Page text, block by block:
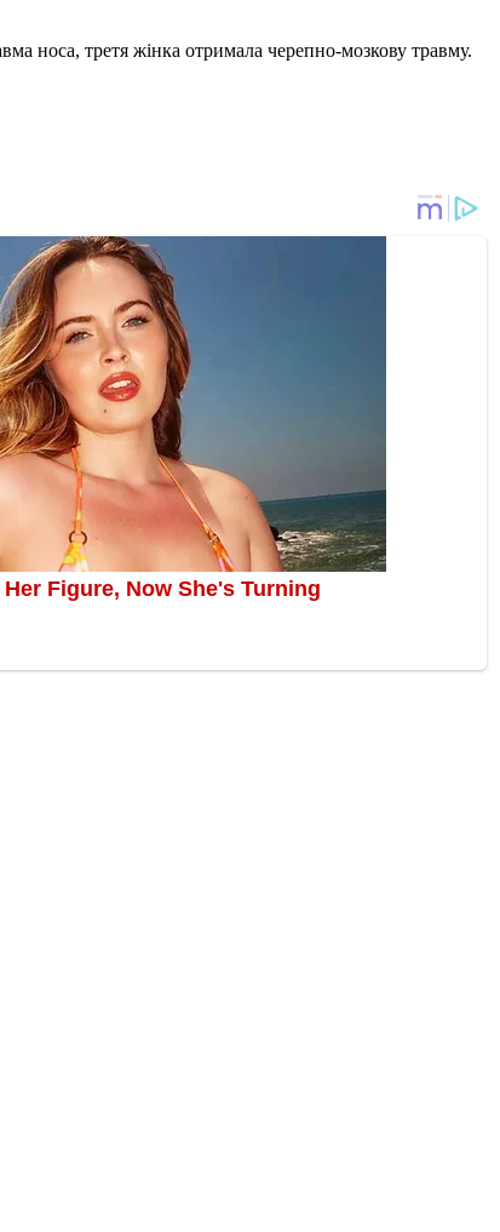
носа, третя жінка отримала черепно-мозкову травму.